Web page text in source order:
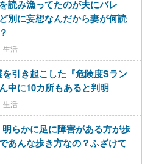
読み漁ってたのが夫にバレ
別に妄想なんだから妻が何読
生活
を引き起こした『危険度Sラン
中に10カ所もあると判明
生活
らかに足に障害がある方が歩
あんな歩き方なの？ふざけて